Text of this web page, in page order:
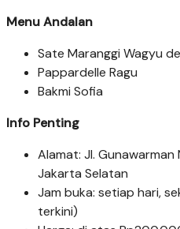
Menu Andalan
Sate Maranggi Wagyu
Pappardelle Ragu
Bakmi Sofia
Info Penting
Alamat: Jl. Gunawarman
Jakarta Selatan
Jam buka: setiap hari,
terkini)